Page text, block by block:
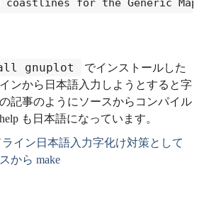
for the Generic
gnuplot
でインストールした
ンから日本語入力しようとすると字
記事のようにソースからコンパイル
も日本語になっています。
イン日本語入力字化け対策として
から make